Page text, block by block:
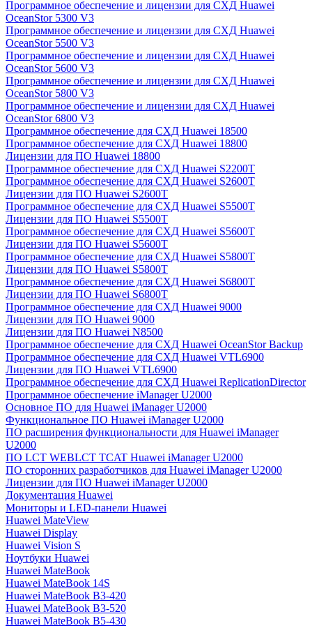
Программное обеспечение и лицензии для СХД Huawei
OceanStor 5300 V3
Программное обеспечение и лицензии для СХД Huawei
OceanStor 5500 V3
Программное обеспечение и лицензии для СХД Huawei
OceanStor 5600 V3
Программное обеспечение и лицензии для СХД Huawei
OceanStor 5800 V3
Программное обеспечение и лицензии для СХД Huawei
OceanStor 6800 V3
Программное обеспечение для СХД Huawei 18500
Программное обеспечение для СХД Huawei 18800
Лицензии для ПО Huawei 18800
Программное обеспечение для СХД Huawei S2200T
Программное обеспечение для СХД Huawei S2600T
Лицензии для ПО Huawei S2600T
Программное обеспечение для СХД Huawei S5500T
Лицензии для ПО Huawei S5500T
Программное обеспечение для СХД Huawei S5600T
Лицензии для ПО Huawei S5600T
Программное обеспечение для СХД Huawei S5800T
Лицензии для ПО Huawei S5800T
Программное обеспечение для СХД Huawei S6800T
Лицензии для ПО Huawei S6800T
Программное обеспечение для СХД Huawei 9000
Лицензии для ПО Huawei 9000
Лицензии для ПО Huawei N8500
Программное обеспечение для СХД Huawei OceanStor Backup
Программное обеспечение для СХД Huawei VTL6900
Лицензии для ПО Huawei VTL6900
Программное обеспечение для СХД Huawei ReplicationDirector
Программное обеспечение iManager U2000
Основное ПО для Huawei iManager U2000
Функциональное ПО Huawei iManager U2000
ПО расширения функциональности для Huawei iManager
U2000
ПО LCT WEBLCT TCAT Huawei iManager U2000
ПО сторонних разработчиков для Huawei iManager U2000
Лицензии для ПО Huawei iManager U2000
Документация Huawei
Мониторы и LED-панели Huawei
Huawei MateView
Huawei Display
Huawei Vision S
Ноутбуки Huawei
Huawei MateBook
Huawei MateBook 14S
Huawei MateBook B3-420
Huawei MateBook B3-520
Huawei MateBook B5-430